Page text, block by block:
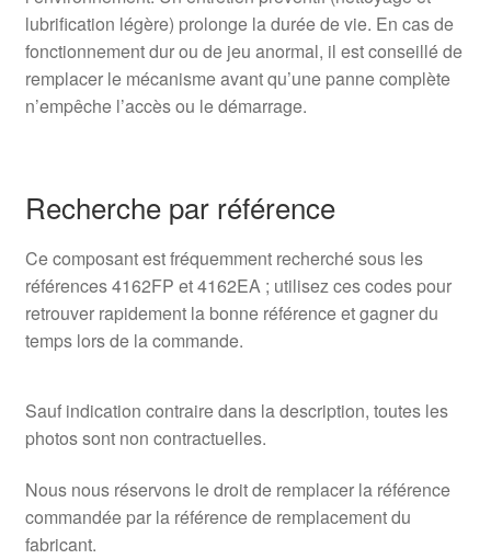
lubrification légère) prolonge la durée de vie. En cas de
fonctionnement dur ou de jeu anormal, il est conseillé de
remplacer le mécanisme avant qu’une panne complète
n’empêche l’accès ou le démarrage.
Recherche par référence
Ce composant est fréquemment recherché sous les
références 4162FP et 4162EA ; utilisez ces codes pour
retrouver rapidement la bonne référence et gagner du
temps lors de la commande.
Sauf indication contraire dans la description, toutes les
photos sont non contractuelles.
Nous nous réservons le droit de remplacer la référence
commandée par la référence de remplacement du
fabricant.